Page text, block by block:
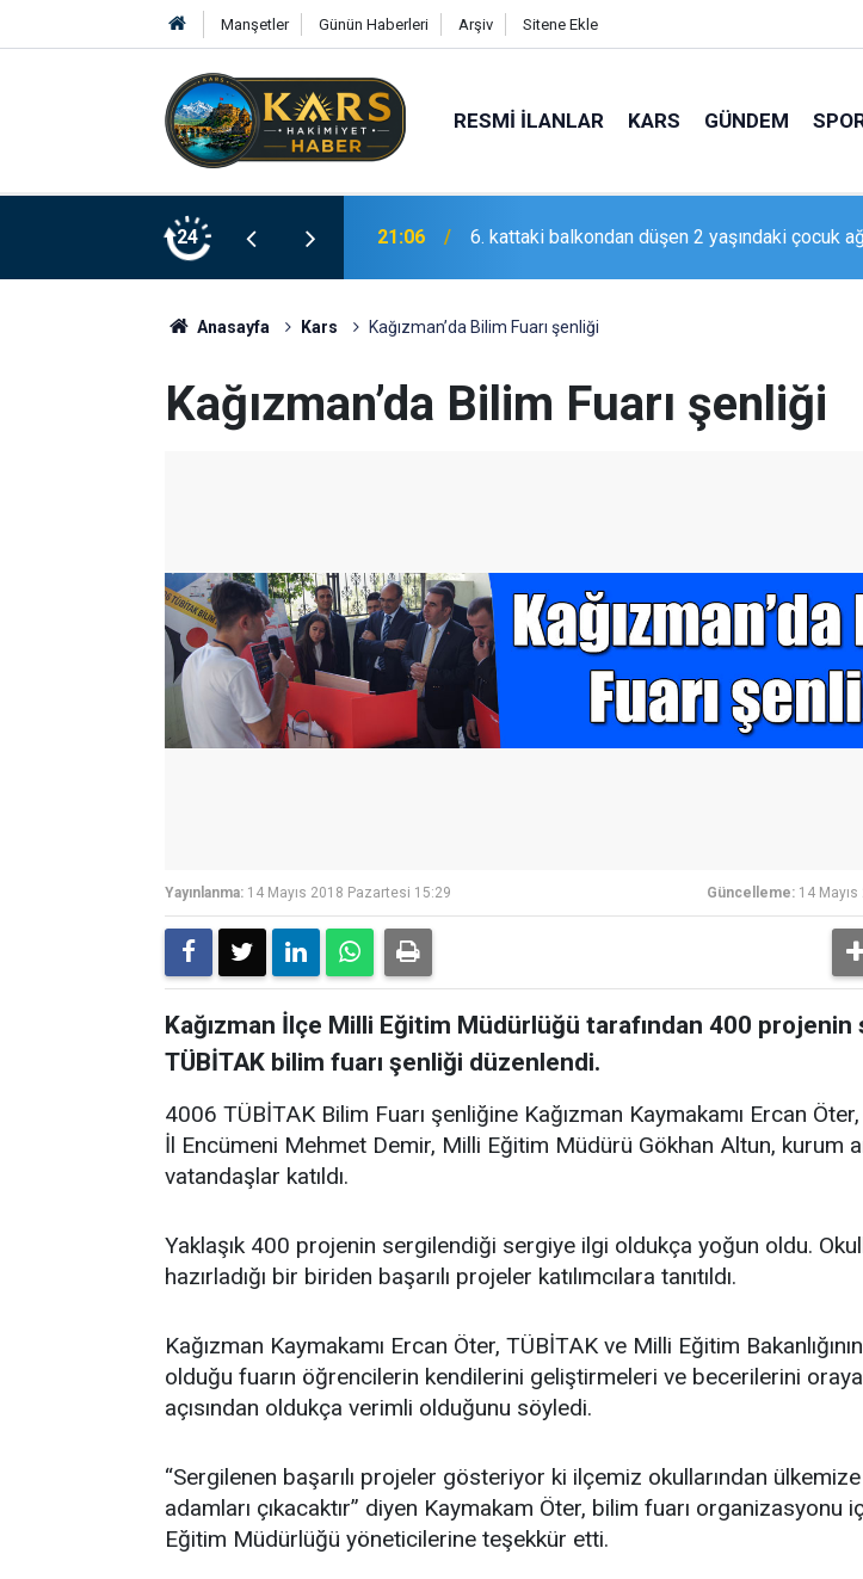
Manşetler Günün Haberleri Arşiv Sitene Ekle
RESMI İLANLAR KARS GÜNDEM
24 21:01 Yolcu Otobüsü Kamyonete Çarptı: 1 Ölü, 15
Anasayfa Kars Kağızman’da Bilim Fuarı şenliği
Kağızman’da Bilim Fuarı şenliği
Yayınlanma: 14 Mayıs 2018 Pazartesi 15:29 Güncelleme: 14
Kağızman İlçe Milli Eğitim Müdürlüğü tarafından 400
TÜBİTAK bilim fuarı şenliği düzenlendi.
4006 TÜBİTAK Bilim Fuarı şenliğine Kağızman Kaymakamı Ercan
İl Encümeni Mehmet Demir, Milli Eğitim Müdürü Gökhan Altun, kurum
vatandaşlar katıldı.
Yaklaşık 400 projenin sergilendiği sergiye ilgi oldukça yoğun oldu.
hazırladığı bir biriden başarılı projeler katılımcılara tanıtıldı.
Kağızman Kaymakamı Ercan Öter, TÜBİTAK ve Milli Eğitim
olduğu fuarın öğrencilerin kendilerini geliştirmeleri ve becerilerini oraya
açısından oldukça verimli olduğunu söyledi.
“Sergilenen başarılı projeler gösteriyor ki ilçemiz okullarından
adamları çıkacaktır” diyen Kaymakam Öter, bilim fuarı organizasyonu
Eğitim Müdürlüğü yöneticilerine teşekkür etti.